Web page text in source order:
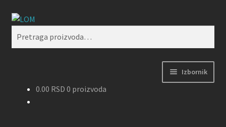
Preskoči
navigaciju
Skoči
Pretraži
Izbornik
0.00 RSD 0 proizvoda